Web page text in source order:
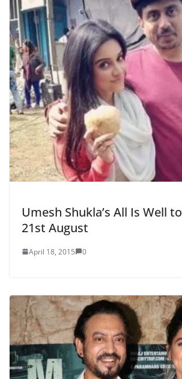
Umesh Shukla’s All Is Well
21st August
April 18, 2015 0